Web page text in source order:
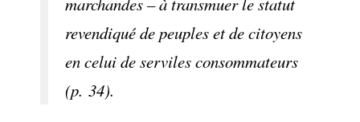
revendiqué de peuples et de citoyens
en celui de serviles consommateurs
(p. 34).